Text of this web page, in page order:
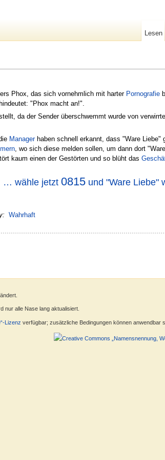
Phox, das sich vornehmlich mit harter Pornografie
"Phox macht an!".
da der Sender überschwemmt wurde von
Managerhaben schnell erkannt, dass "Ware Liebe"
, wo sich diese melden sollen, um dann dort
kaum einen der Gestörten und so blüht das
… wähle jetzt 0815und "Ware Liebe"
Wahrhaft
Lesen
nur alle Nase lang aktualisiert.
Lizenz verfügbar; zusätzliche Bedingungen können anwendbar